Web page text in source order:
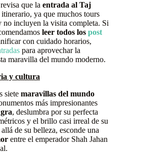
que la entrada al Taj
ya que muchos tours
no incluyen la visita completa. Si
leer todos los post
con cuidado horarios,
para aprovechar la
maravilla del mundo moderno.
y cultura
siete maravillas del mundo
más impresionantes
, deslumbra por su perfecta
y el brillo casi irreal de su
de su belleza, esconde una
entre el emperador Shah Jahan